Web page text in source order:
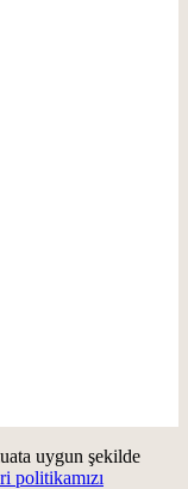
uygun şekilde
politikamızı